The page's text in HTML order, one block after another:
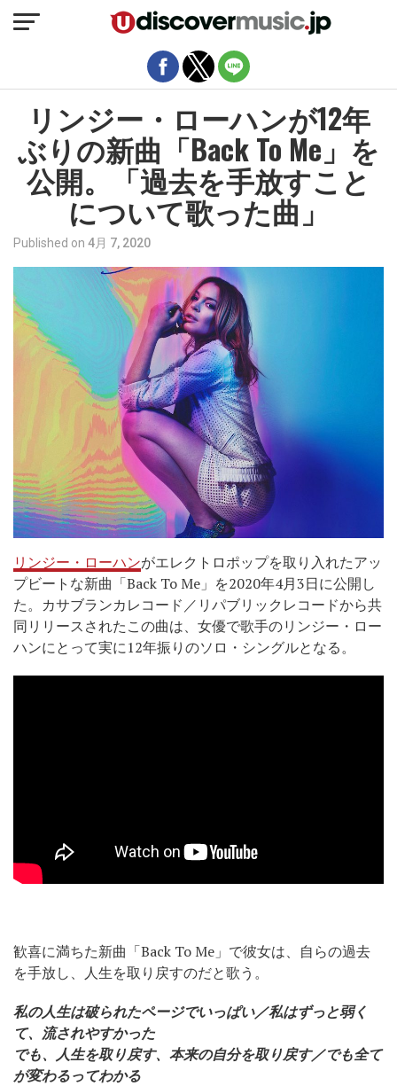
リンジー・ローハンが12年
ぶりの新曲「Back To Me」を
公開。「過去を手放すこと
について歌った曲」
Published on 4月 7, 2020
リンジー・ローハンがエレクトロポップを取り入れたアッ
プビートな新曲「Back To Me」を2020年4月3日に公開し
た。カサブランカレコード／リパブリックレコードから共
同リリースされたこの曲は、女優で歌手のリンジー・ロー
ハンにとって実に12年振りのソロ・シングルとなる。
歓喜に満ちた新曲「Back To Me」で彼女は、自らの過去
を手放し、人生を取り戻すのだと歌う。
私の人生は破られたページでいっぱい／私はずっと弱く
て、流されやすかった
でも、人生を取り戻す、本来の自分を取り戻す／でも全て
が変わるってわかる
モバイルバージョンを終了